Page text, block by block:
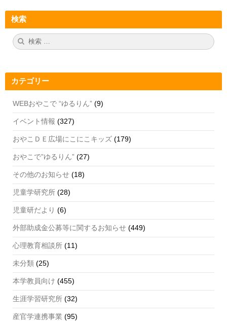
c
e
b
o
k
a
gr
tt
er
u
T
e
C
h
n
el
検索
検
索:
カテゴリー
WEBおやこで “ゆるりん” (9)
イベント情報 (327)
おやこＤＥ広場にこにこキッズ (179)
おやこで”ゆるりん” (27)
その他のお知らせ (18)
児童学研究所 (28)
児童研だより (6)
外部助成金公募等に関するお知らせ (449)
心理教育相談所 (11)
未分類 (25)
本学教員向け (455)
生涯学習研究所 (32)
産官学連携事業 (95)